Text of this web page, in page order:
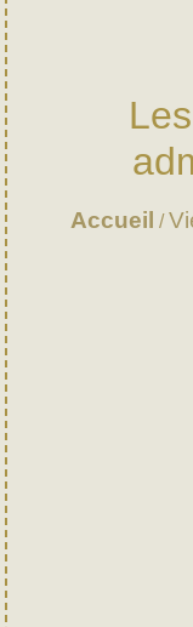
Accueil /